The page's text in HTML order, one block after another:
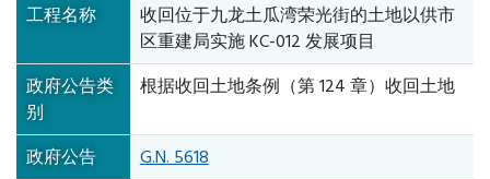
工程名称
收回位于九龙土瓜湾荣光街的土地以供市
区重建局实施 KC-012 发展项目
政府公告类
别
根据收回土地条例（第 124 章）收回土地
政府公告
G.N. 5618